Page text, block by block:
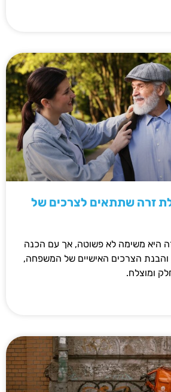
זרה שתתאים לצרכים של
היא משימה לא פשוטה, אך עם הכנה
והבנת הצרכים האישיים של המשפחה,
ומוצלח.